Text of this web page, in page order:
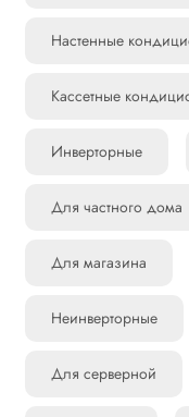
Настенные
Кассетные
Инверторные
Для частного дома
Для магазина
Неинверторные
Для серверной